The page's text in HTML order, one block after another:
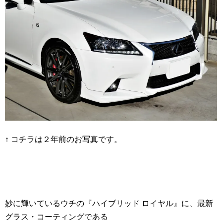
↑ コチラは２年前のお写真です。
妙に輝いているウチの『ハイブリッド ロイヤル』に、最新
グラス・コーティングである